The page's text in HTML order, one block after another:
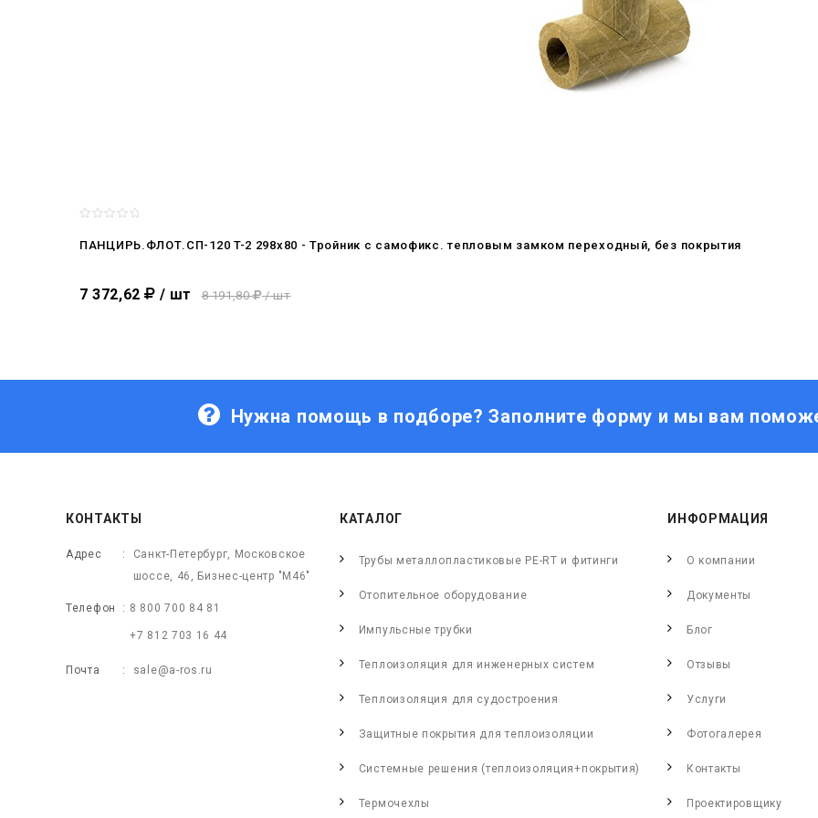
ПАНЦИРЬ.ФЛОТ.СП-120 T-2 298x80 - Тройник c самофикс. тепловым замком переходный, без покрытия
7 372,62 / шт 8 191,80 / шт
Нужна помощь в подборе? Заполните форму и мы вам
КОНТАКТЫ
Адрес
Санкт-Петербург, Московское
шоссе, 46, Бизнес-центр "М46"
Телефон 8 800 700 84 81
+7 812 703 16 44
Почта sale@a-ros.ru
КАТАЛОГ
Трубы металлопластиковые PE-RT и фитинги
Отопительное оборудование
Импульсные трубки
Теплоизоляция для инженерных систем
Теплоизоляция для судостроения
Защитные покрытия для теплоизоляции
Системные решения (теплоизоляция+покрытия)
Термочехлы
ИНФОРМАЦИЯ
О компании
Документы
Блог
Отзывы
Услуги
Фотогалерея
Контакты
Проектировщику